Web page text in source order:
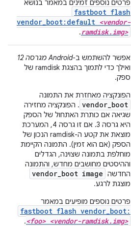
פרטים נוספים זמינים במאמר בנושא
fastboot flash
vendor_boot:default <vendor-
ramdisk.img>
.
אפשר להשתמש ב-Android מגרסה 12
ואילך כדי לתמוך בהצגת ramdisk של
ספק.
הפונקציה מאחזרת את התמונה
vendor_boot . הפונקציה מחזירה
שגיאה אם כותרת האתחול של הספק
היא גרסה 3. אם זו גרסה 4, המערכת
מוצאת את קטע ה-ramdisk הנכון של
הספק (אם הוא זמין). התמונה הקיימת
מוחלפת בתמונה שצוינה, הגדלים
וההיסטים מחושבים מחדש, והתמונה
החדשה vendor_boot image
מוצגת לרגע.
פרטים נוספים מופיעים במאמר
fastboot flash vendor_boot:
<foo> <vendor-ramdisk.img>
.